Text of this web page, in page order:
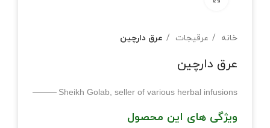
خانه عرقیجات عرق دارچین
عرق دارچین
Sheikh Golab, seller of various herbal infusions
ویژگی های این محصول